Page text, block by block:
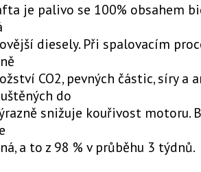
je palivo se 100% obsahem
diesely. Při spalovacím
CO2, pevných částic, síry a
do
snižuje kouřivost motoru.
a to z 98 % v průběhu 3 týdnů.